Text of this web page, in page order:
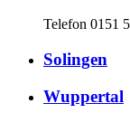
Telefon 0151
Solingen
Wuppertal